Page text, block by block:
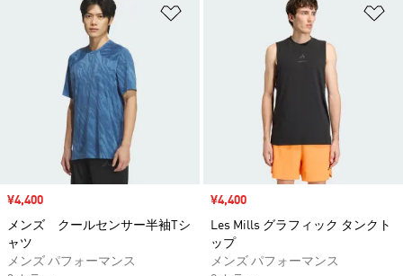
ほしいものリストに追加
セール価格
¥4,400
メンズ クールセンサー半袖Tシ
ャツ
メンズ パフォーマンス
セール価格
¥4,400
Les Mills グラフィック タンクト
ップ
メンズ パフォーマンス